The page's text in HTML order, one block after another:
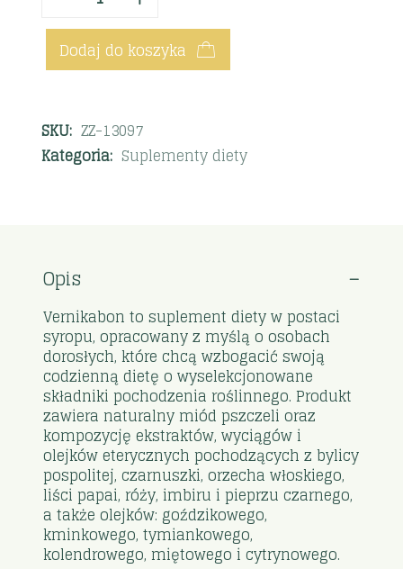
Dodaj do koszyka
SKU: ZZ-13097
Kategoria: Suplementy diety
Opis
Vernikabon to suplement diety w postaci
syropu, opracowany z myślą o osobach
dorosłych, które chcą wzbogacić swoją
codzienną dietę o wyselekcjonowane
składniki pochodzenia roślinnego. Produkt
zawiera naturalny miód pszczeli oraz
kompozycję ekstraktów, wyciągów i
olejków eterycznych pochodzących z bylicy
pospolitej, czarnuszki, orzecha włoskiego,
liści papai, róży, imbiru i pieprzu czarnego,
a także olejków: goździkowego,
kminkowego, tymiankowego,
kolendrowego, miętowego i cytrynowego.